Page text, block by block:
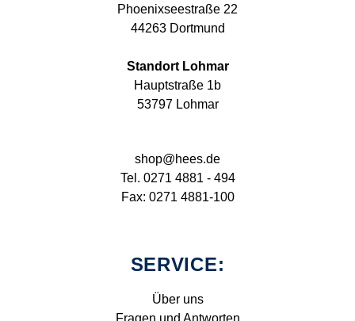
Phoenixseestraße 22
44263 Dortmund
Standort Lohmar
Hauptstraße 1b
53797 Lohmar
shop@hees.de
Tel. 0271 4881 - 494
Fax: 0271 4881-100
SERVICE:
Über uns
Fragen und Antworten